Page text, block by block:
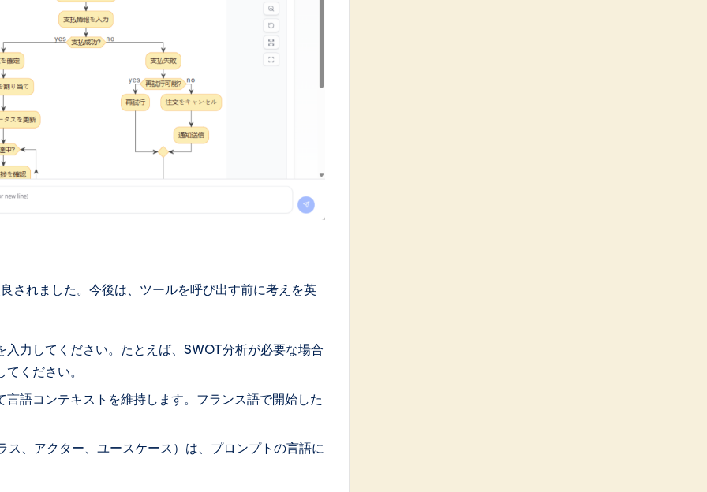
されました。今後は、ツールを呼び出す前に考えを英
力してください。たとえば、SWOT分析が必要な場合
ください。
言語コンテキストを維持します。フランス語で開始した
ス、アクター、ユースケース）は、プロンプトの言語に